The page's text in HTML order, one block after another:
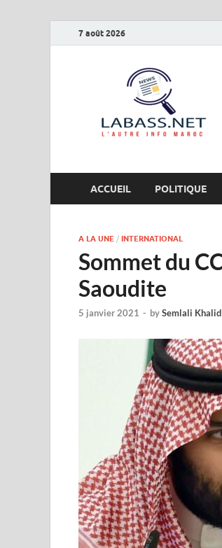
7 août 2026
ACCUEIL POLITIQUE
A LA UNE / INTERNATIONAL
Sommet du
Saoudite
5 janvier 2021 - bySemlali Khalid